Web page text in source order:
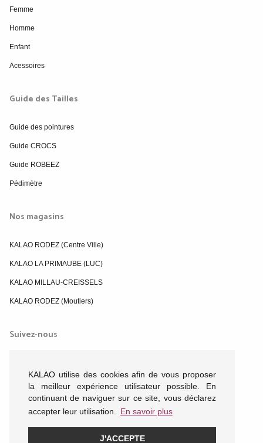
KALAO utilise des cookies afin de vous proposer
la meilleur expérience utilisateur possible. En
continuant de naviguer sur ce site, vous déclarez
accepter leur utilisation.
En savoir plus
J'ACCEPTE
Femme
Homme
Enfant
Acessoires
Guide des Tailles
Guide des pointures
Guide CROCS
Guide ROBEEZ
Pédimètre
Nos magasins
KALAO RODEZ (Centre Ville)
KALAO LA PRIMAUBE (LUC)
KALAO MILLAU-CREISSELS
KALAO RODEZ (Moutiers)
Suivez-nous